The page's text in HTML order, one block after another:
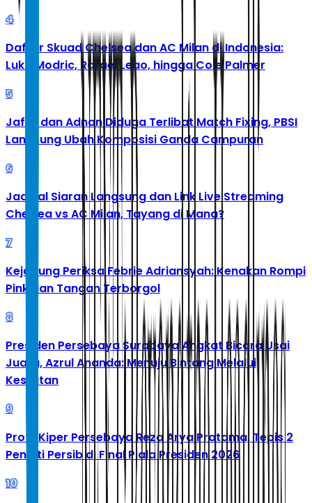
4
Daftar Skuad Chelsea dan AC Milan di Indonesia:
Luka Modric, Rafael Leao, hingga Cole Palmer
5
Jafar dan Adnan Diduga Terlibat Match Fixing, PBSI
Langsung Ubah Komposisi Ganda Campuran
6
Jadwal Siaran Langsung dan Link Live Streaming
Chelsea vs AC Milan, Tayang di Mana?
7
Kejagung Periksa Febrie Adriansyah: Kenakan Rompi
Pink dan Tangan Terborgol
8
Presiden Persebaya Surabaya Angkat Bicara Usai
Juara, Azrul Ananda: Menuju Bintang Melalui
Kesulitan
9
Profil Kiper Persebaya Reza Arya Pratama, Tepis 2
Penalti Persib di Final Piala Presiden 2026
10